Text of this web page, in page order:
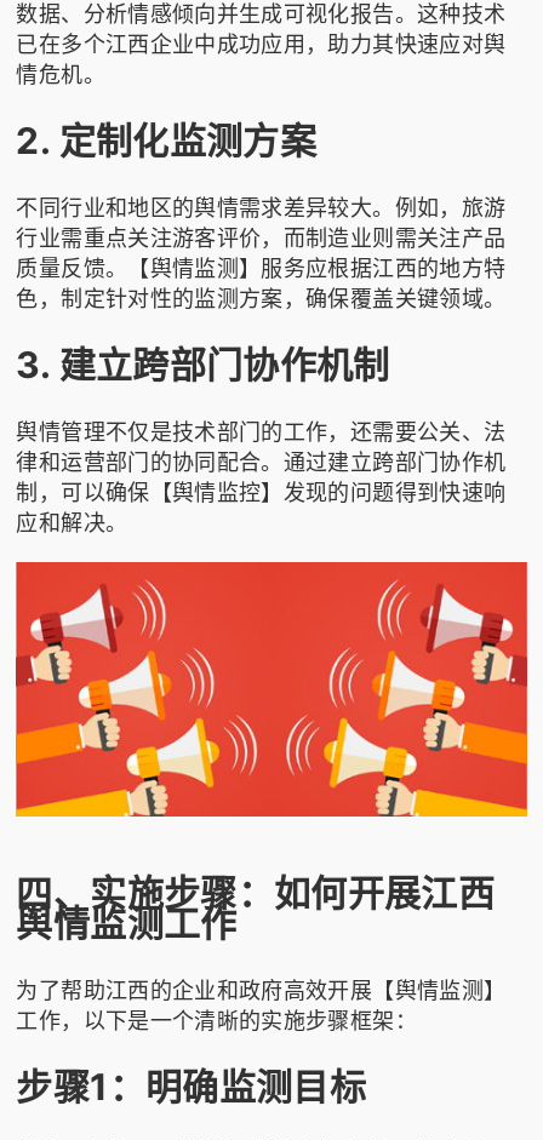
数据、分析情感倾向并生成可视化报告。这种技术
已在多个江西企业中成功应用，助力其快速应对舆
情危机。
2. 定制化监测方案
不同行业和地区的舆情需求差异较大。例如，旅游
行业需重点关注游客评价，而制造业则需关注产品
质量反馈。【舆情监测】服务应根据江西的地方特
色，制定针对性的监测方案，确保覆盖关键领域。
3. 建立跨部门协作机制
舆情管理不仅是技术部门的工作，还需要公关、法
律和运营部门的协同配合。通过建立跨部门协作机
制，可以确保【舆情监控】发现的问题得到快速响
应和解决。
四、实施步骤：如何开展江西
舆情监测工作
为了帮助江西的企业和政府高效开展【舆情监测】
工作，以下是一个清晰的实施步骤框架：
步骤1：明确监测目标